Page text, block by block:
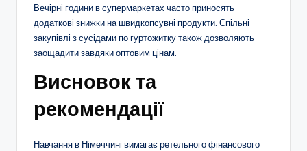
Вечірні години в супермаркетах часто приносять
додаткові знижки на швидкопсувні продукти. Спільні
закупівлі з сусідами по гуртожитку також дозволяють
заощадити завдяки оптовим цінам.
Висновок та
рекомендації
Навчання в Німеччині вимагає ретельного фінансового